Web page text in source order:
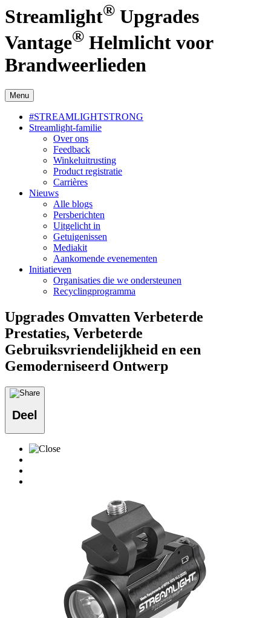
Streamlight® Upgrades
Vantage® Helmlicht voor
Brandweerlieden
Menu
#STREAMLIGHTSTRONG
Streamlight-familie
Over ons
Feedback
Winkeluitrusting
Product registratie
Carrières
Nieuws
Alle blogs
Persberichten
Uitgelicht in
Getuigenissen
Mediakit
Aankomende evenementen
Initiatieven
Organisaties die we ondersteunen
Recyclingprogramma
Upgrades Omvatten Verbeterde
Prestaties, Verbeterde
Gebruiksvriendelijkheid en een
Gemoderniseerd Ontwerp
Deel